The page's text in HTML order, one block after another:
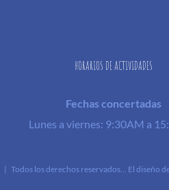
HORARIOS DE ACTIVIDADES
Fechas concertadas
Lunes a viernes: 9:30AM a
| Todos los derechos reservados... El diseño